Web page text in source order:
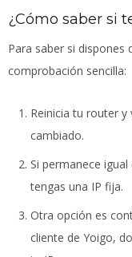
¿Cómo saber si
Para saber si dispones
comprobación sencilla:
Reinicia tu router y
cambiado.
Si permanece
tengas una IP fija.
Otra opción es
cliente de Yoigo,